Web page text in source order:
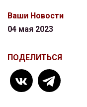
Ваши Новости
04 мая 2023
ПОДЕЛИТЬСЯ